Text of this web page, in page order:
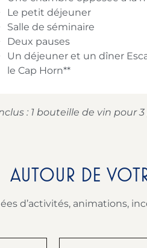
Le petit déjeuner
Salle de séminaire
Deux pauses
Un déjeuner et un dîner
le Cap Horn**
: 1 bouteille de vin pour
AUTOUR DE
d’activités, animations,